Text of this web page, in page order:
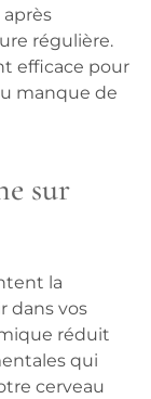
régulière.
efficace pour
manque de
sur
la
dans vos
réduit
qui
cerveau